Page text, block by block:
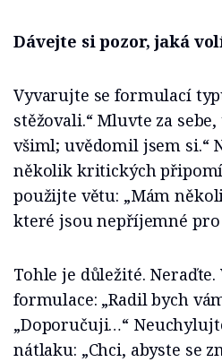
Dávejte si pozor, jaká
Vyvarujte se formulací
stěžovali.“ Mluvte za sebe,
všiml; uvědomil jsem si.“
několik kritických
použijte větu: „Mám
které jsou nepříjemné pro
Tohle je důležité. Neraďte.
formulace: „Radil bych
„Doporučuji…“
nátlaku: „Chci, abyste se